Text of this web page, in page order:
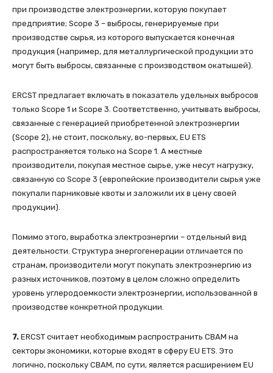
при производстве электроэнергии, которую покупает
предприятие; Scope 3 – выбросы, генерируемые при
производстве сырья, из которого выпускается конечная
продукция (например, для металлургической продукции это
могут быть выбросы, связанные с производством окатышей).
ERCST предлагает включать в показатель удельных выбросов
только Scope 1 и Scope 3. Соответственно, учитывать выбросы,
связанные с генерацией приобретенной электроэнергии
(Scope 2), не стоит, поскольку, во-первых, EU ETS
распространяется только на Scope 1. А местные
производители, покупая местное сырье, уже несут нагрузку,
связанную со Scope 3 (европейские производители сырья уже
покупали парниковые квоты и заложили их в цену своей
продукции).
Помимо этого, выработка электроэнергии – отдельный вид
деятельности. Структура энергогенерации отличается по
странам, производители могут покупать электроэнергию из
разных источников, поэтому в целом сложно определить
уровень углеродоемкости электроэнергии, использованной в
производстве конкретной продукции.
7. ERCST считает необходимым распространить СВАМ на
секторы экономики, которые входят в сферу EU ETS. Это
логично, поскольку СВАМ, по сути, является расширением EU